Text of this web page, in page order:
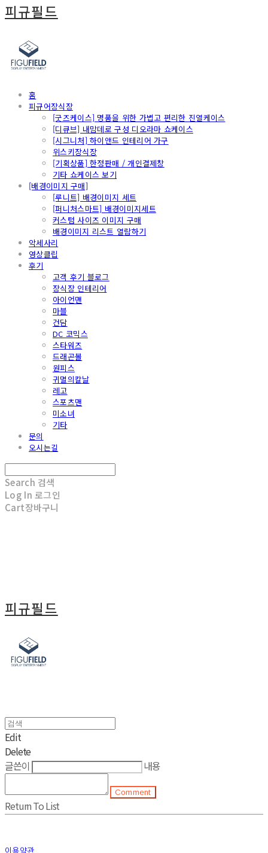
피규필드
홈
피규어장식장
[굿즈케이스] 명품을 위한 가볍고 편리한 진열케이스
[디큐브] 내맘데로 구성 디오라마 쇼케이스
[시그니처] 하이앤드 인테리어 가구
위스키장식장
[기획상품] 한정판매 / 개인결제창
기타 쇼케이스 보기
[배경이미지 구매]
[루니트] 배경이미지 세트
[퍼니처스마트] 배경이미지세트
커스텀 사이즈 이미지 구매
배경이미지 리스트 열람하기
악세사리
영상클립
후기
고객 후기 블로그
장식장 인테리어
아이언맨
마블
건담
DC 코믹스
스타워즈
드래곤볼
원피스
귀멸의칼날
레고
스포츠맨
미소녀
기타
문의
오시는길
Search 검색
Log In 로그인
Cart장바구니
피규필드
Edit
Delete
글쓴이
내용
Comment
Return To List
이용약관